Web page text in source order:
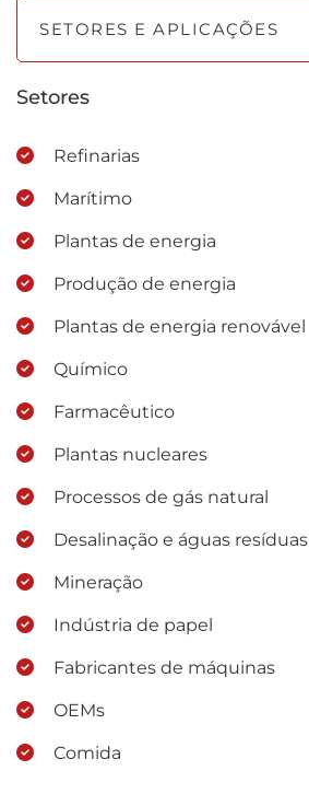
SETORES E APLICAÇÕES
Setores
Refinarias
Marítimo
Plantas de energia
Produção de energia
Plantas de energia renovável
Químico
Farmacêutico
Plantas nucleares
Processos de gás natural
Desalinação e águas resíduas
Mineração
Indústria de papel
Fabricantes de máquinas
OEMs
Comida